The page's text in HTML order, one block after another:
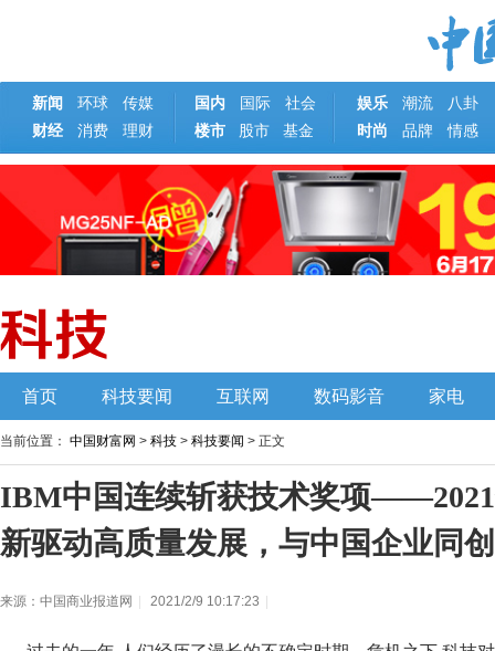
新闻 环球 传媒 国内 国际 社会 娱乐 潮流
八卦
财经
消费 理财 楼市 股市 基金 时尚 品牌 情感
首页 科技要闻 互联网 数码影音 家电
当前位置： 中国财富网 > 科技 > 科技要闻 > 正文
IBM中国连续斩获技术奖项
新驱动高质量发展，与中国企业同创
来源：中国商业报道网 2021/2/9 10:17:23